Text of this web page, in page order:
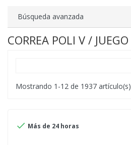
Búsqueda avanzada
CORREA POLI V / JUEGO
Mostrando 1-12 de 1937 artículo(s)
 Más de 24 horas